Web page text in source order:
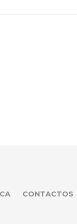
CONTACTOS